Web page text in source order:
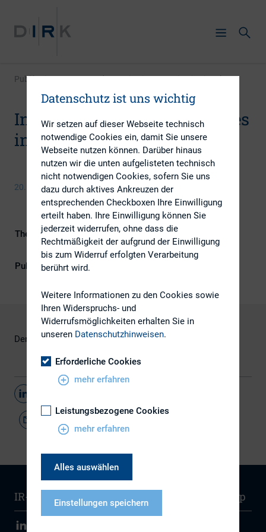
Publikation| Integrated reporting improves institutional IR
Integrated reporting improves
institutional IR
20. Oktober 2014
Themengebiet
ESG (inkl. Nachhaltigkeit &
Governance)
Publikationsform
Den Artikel finden Siehier.
IR-Wissen Kontakt Sitemap
Datenschutz ist uns wichtig
Wir setzen auf dieser Webseite technisch
notwendige Cookies ein, damit Sie unsere
Webseite nutzen können. Darüber hinaus
nutzen wir die unten aufgelisteten technisch
nicht notwendigen Cookies, sofern Sie uns
dazu durch aktives Ankreuzen der
entsprechenden Checkboxen Ihre Einwilligung
erteilt haben. Ihre Einwilligung können Sie
jederzeit widerrufen, ohne dass die
Rechtmäßigkeit der aufgrund der Einwilligung
bis zum Widerruf erfolgten Verarbeitung
berührt wird.
Weitere Informationen zu den Cookies sowie
Ihren Widerspruchs- und
Widerrufsmöglichkeiten erhalten Sie in
unseren Datenschutzhinweisen.
Erforderliche Cookies
mehr erfahren
Leistungsbezogene Cookies
mehr erfahren
Alles auswählen
Einstellungen speichern